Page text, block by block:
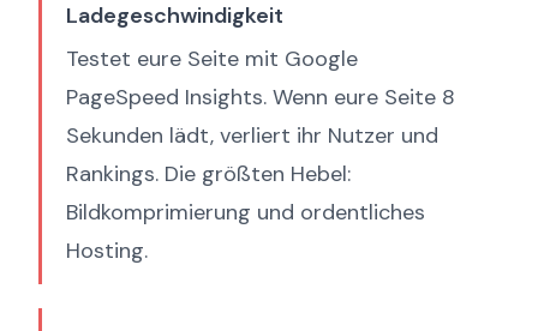
Ladegeschwindigkeit
Testet eure Seite mit Google
PageSpeed Insights. Wenn eure Seite 8
Sekunden lädt, verliert ihr Nutzer und
Rankings. Die größten Hebel:
Bildkomprimierung und ordentliches
Hosting.